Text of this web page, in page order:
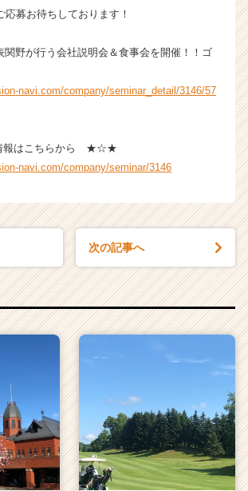
応募お待ちしております！
野が行う会社説明会＆食事会を開催！！ゴ
navi.com/company/seminar_detail/3146/57
はこちらから ★☆★
navi.com/company/seminar/3146
次の記事へ